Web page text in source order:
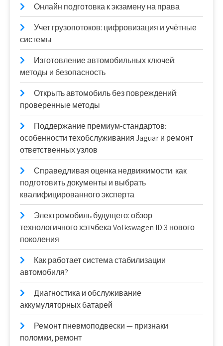
Онлайн подготовка к экзамену на права
Учет грузопотоков: цифровизация и учётные
системы
Изготовление автомобильных ключей:
методы и безопасность
Открыть автомобиль без повреждений:
проверенные методы
Поддержание премиум-стандартов:
особенности техобслуживания Jaguar и ремонт
ответственных узлов
Справедливая оценка недвижимости: как
подготовить документы и выбрать
квалифицированного эксперта
Электромобиль будущего: обзор
технологичного хэтчбека Volkswagen ID.3 нового
поколения
Как работает система стабилизации
автомобиля?
Диагностика и обслуживание
аккумуляторных батарей
Ремонт пневмоподвески — признаки
поломки, ремонт